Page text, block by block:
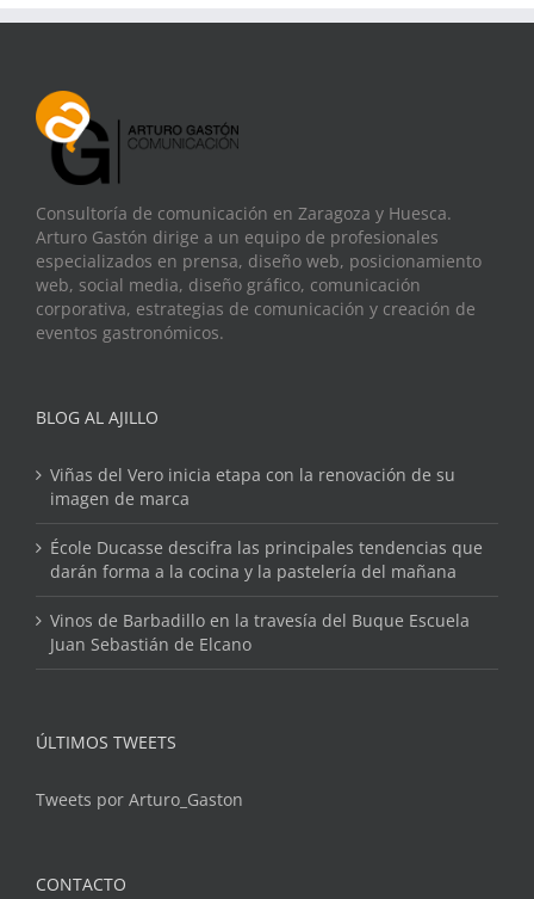
Consultoría de comunicación en Zaragoza y Huesca.
Arturo Gastón dirige a un equipo de profesionales
especializados en prensa, diseño web, posicionamiento
web, social media, diseño gráfico, comunicación
corporativa, estrategias de comunicación y creación de
eventos gastronómicos.
BLOG AL AJILLO
Viñas del Vero inicia etapa con la renovación de su
imagen de marca
École Ducasse descifra las principales tendencias que
darán forma a la cocina y la pastelería del mañana
Vinos de Barbadillo en la travesía del Buque Escuela
Juan Sebastián de Elcano
ÚLTIMOS TWEETS
Tweets por Arturo_Gaston
CONTACTO